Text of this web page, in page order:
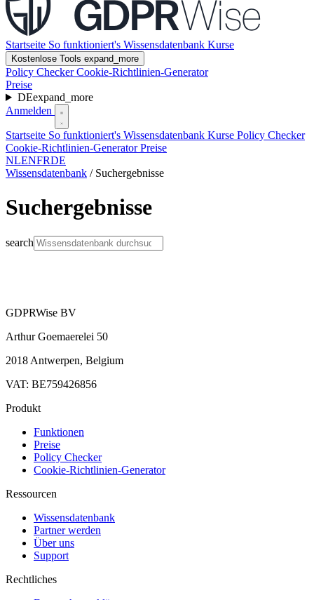
Startseite So funktioniert's Wissensdatenbank Kurse
Kostenlose Tools expand_more
Policy CheckerCookie-Richtlinien-Generator
Preise
DEexpand_more
Anmelden
Startseite So funktioniert's Wissensdatenbank Kurse Policy Checker
Cookie-Richtlinien-GeneratorPreise
NLENFRDE
Wissensdatenbank / Suchergebnisse
Suchergebnisse
search
GDPRWise BV
Arthur Goemaerelei 50
2018 Antwerpen, Belgium
VAT: BE759426856
Produkt
Funktionen
Preise
Policy Checker
Cookie-Richtlinien-Generator
Ressourcen
Wissensdatenbank
Partner werden
Über uns
Support
Rechtliches